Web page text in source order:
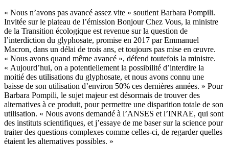
« Nous n’avons pas avancé assez vite » soutient Barbara Pompili.
Invitée sur le plateau de l’émission Bonjour Chez Vous, la ministre
de la Transition écologique est revenue sur la question de
l’interdiction du glyphosate, promise en 2017 par Emmanuel
Macron, dans un délai de trois ans, et toujours pas mise en œuvre.
« Nous avons quand même avancé », défend toutefois la ministre.
« Aujourd’hui, on a potentiellement la possibilité d’interdire la
moitié des utilisations du glyphosate, et nous avons connu une
baisse de son utilisation d’environ 50% ces dernières années. » Pour
Barbara Pompili, le sujet majeur est désormais de trouver des
alternatives à ce produit, pour permettre une disparition totale de son
utilisation. « Nous avons demandé à l’ANSES et l’INRAE, qui sont
des instituts scientifiques, et j’essaye de me baser sur la science pour
traiter des questions complexes comme celles-ci, de regarder quelles
étaient les alternatives possibles. »